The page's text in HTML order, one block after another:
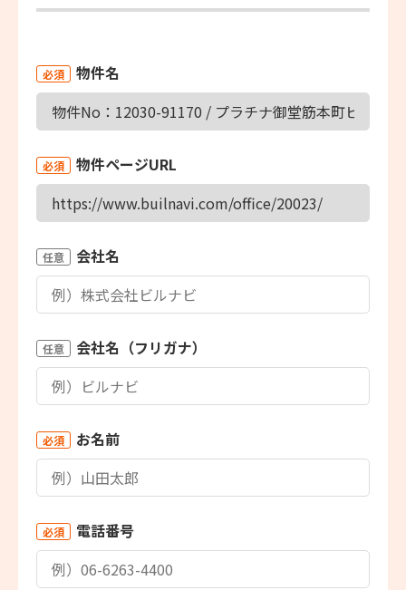
必須 物件名
必須 物件ページURL
任意 会社名
任意 会社名（フリガナ）
必須 お名前
必須 電話番号